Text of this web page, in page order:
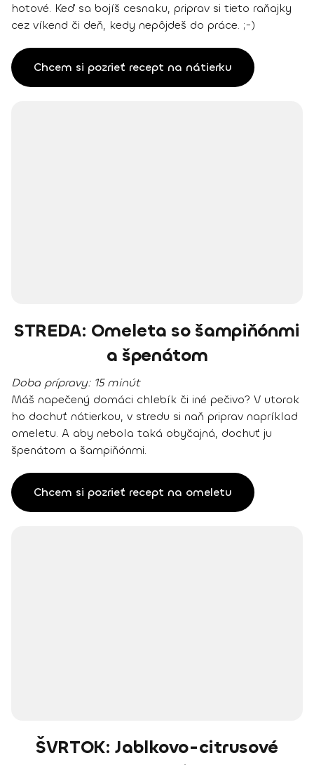
hotové. Keď sa bojíš cesnaku, priprav si tieto raňajky
cez víkend či deň, kedy nepôjdeš do práce. ;-)
Chcem si pozrieť recept na nátierku
STREDA: Omeleta so šampiňónmi
a špenátom
Doba prípravy: 15 minút
Máš napečený domáci chlebík či iné pečivo? V utorok
ho dochuť nátierkou, v stredu si naň priprav napríklad
omeletu. A aby nebola taká obyčajná, dochuť ju
špenátom a šampiňónmi.
Chcem si pozrieť recept na omeletu
ŠVRTOK: Jablkovo-citrusové